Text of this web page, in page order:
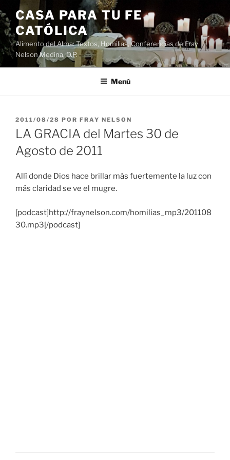
Saltar
al
contenido
CASA PARA TU FE
CATÓLICA
Alimento del Alma: Textos, Homilias, Conferencias de Fray
Nelson Medina, O.P.
Menú
PUBLICADO
EL
2011/08/28 POR FRAY NELSON
LA GRACIA del Martes 30 de
Agosto de 2011
Allí donde Dios hace brillar más fuertemente la luz con
más claridad se ve el mugre.
[podcast]http://fraynelson.com/homilias_mp3/201108
30.mp3[/podcast]